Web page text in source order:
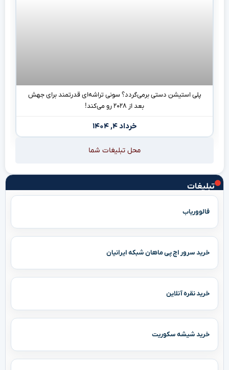
تبلیغات
فالووریاب
خرید سرور اچ پی ماهان شبکه ایرانیان
خرید نقره آنلاین
خرید شیشه سکوریت
پلی استیشن دستی برمی‌گردد؟ سونی تراشه‌ای قدرتمند برای جهش
بعد از ۲۰۲۸ رو می‌کند!
خرداد ۴, ۱۴۰۴
محل تبلیغات شما